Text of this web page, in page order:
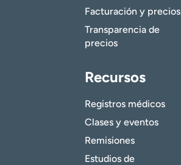
Facturación y precios
Transparencia de
precios
Recursos
Registros médicos
Clases y eventos
Remisiones
Estudios de